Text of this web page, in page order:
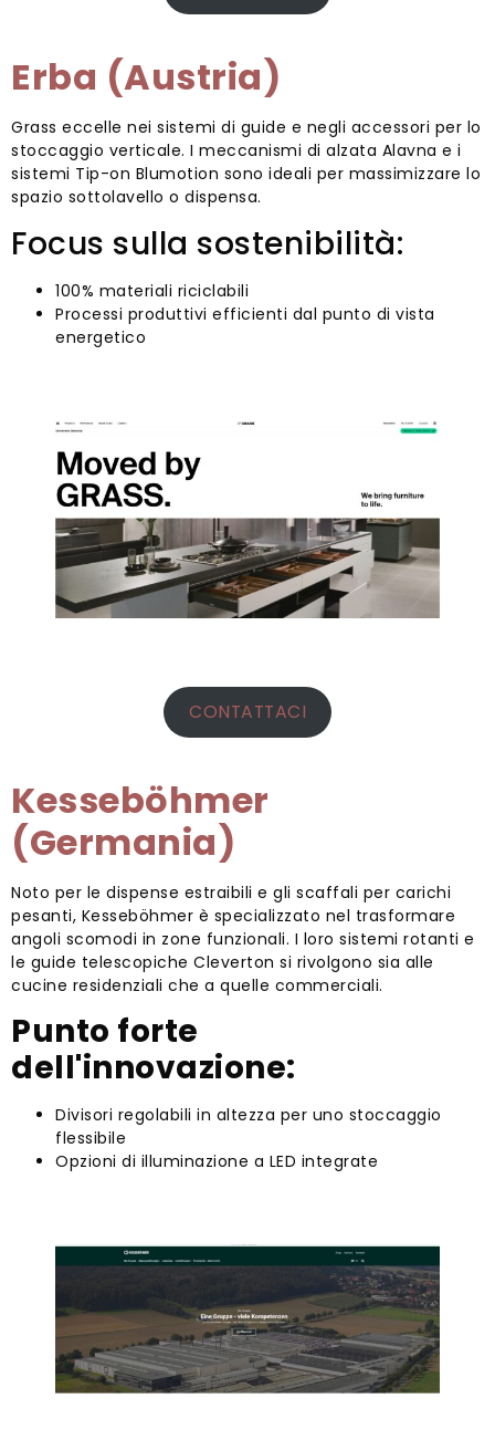
Erba (Austria)
Grass eccelle nei sistemi di guide e negli accessori per lo
stoccaggio verticale. I meccanismi di alzata Alavna e i
sistemi Tip-on Blumotion sono ideali per massimizzare lo
spazio sottolavello o dispensa.
Focus sulla sostenibilità:
100% materiali riciclabili
Processi produttivi efficienti dal punto di vista
energetico
CONTATTACI
Kesseböhmer
(Germania)
Noto per le dispense estraibili e gli scaffali per carichi
pesanti, Kesseböhmer è specializzato nel trasformare
angoli scomodi in zone funzionali. I loro sistemi rotanti e
le guide telescopiche Cleverton si rivolgono sia alle
cucine residenziali che a quelle commerciali.
Punto forte
dell'innovazione:
Divisori regolabili in altezza per uno stoccaggio
flessibile
Opzioni di illuminazione a LED integrate